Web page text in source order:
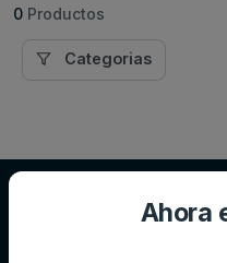
0 Productos
Categorias
Ahora